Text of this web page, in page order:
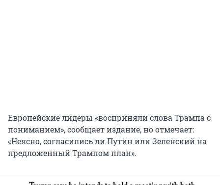
Европейские лидеры «восприняли слова Трампа с
пониманием», сообщает издание, но отмечает:
«Неясно, согласились ли Путин или Зеленский на
предложенный Трампом план».